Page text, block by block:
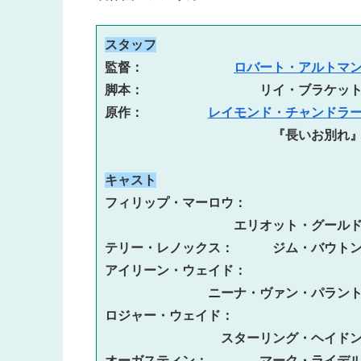
スタッフ
監督：
ロバート・アルトマ
脚本：　　　　　　　　　リイ・ブラケット
原作：
レイモンド・チャンドラ
キャスト
フィリップ・マーロウ：
エリオット・グールド
テリー・レノックス：　　　ジム・バウト
アイリーン・ウェイド：
ニーナ・ヴァン・パラント
ロジャー・ウェイド：
スターリング・ヘイド